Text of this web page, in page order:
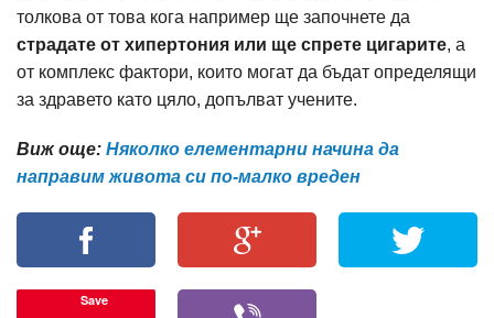
толкова от това кога например ще започнете да
страдате от хипертония или ще спрете цигарите, а
от комплекс фактори, които могат да бъдат определящи
за здравето като цяло, допълват учените.
Виж още: Няколко елементарни начина да
направим живота си по-малко вреден
Save